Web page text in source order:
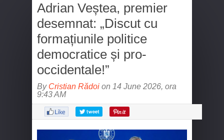
Adrian Veștea, premier
desemnat: „Discut cu
formațiunile politice
democratice și pro-
occidentale!”
By Cristian Rădoi on 14 June 2026, ora
9:43 AM